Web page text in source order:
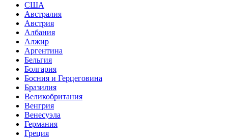
США
Австралия
Австрия
Албания
Алжир
Аргентина
Бельгия
Болгария
Босния и Герцеговина
Бразилия
Великобритания
Венгрия
Венесуэла
Германия
Греция